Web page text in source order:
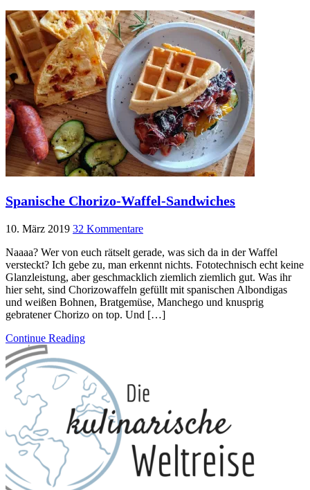
Spanische Chorizo-Waffel-Sandwiches
10. März 2019 32 Kommentare
Naaaa? Wer von euch rätselt gerade, was sich da in der Waffel
versteckt? Ich gebe zu, man erkennt nichts. Fototechnisch echt keine
Glanzleistung, aber geschmacklich ziemlich ziemlich gut. Was ihr
hier seht, sind Chorizowaffeln gefüllt mit spanischen Albondigas
und weißen Bohnen, Bratgemüse, Manchego und knusprig
gebratener Chorizo on top. Und […]
Continue Reading